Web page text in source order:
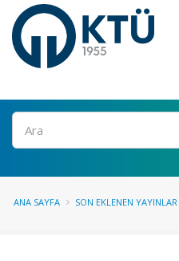
Ara
ANA SAYFA SON EKLENEN YAYINLAR